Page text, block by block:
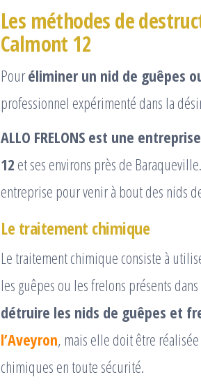
Les méthodes de
Calmont 12
Pouréliminer un nid de guêpes
professionnel expérimenté dans la
ALLO FRELONS est une
12 et ses environs près de
entreprise pour venir à bout des nids
Le traitement chimique
Le traitement chimique consiste à
les guêpes ou les frelons présents
détruire les nids de guêpes et
l’Aveyron, mais elle doit être
chimiques en toute sécurité.